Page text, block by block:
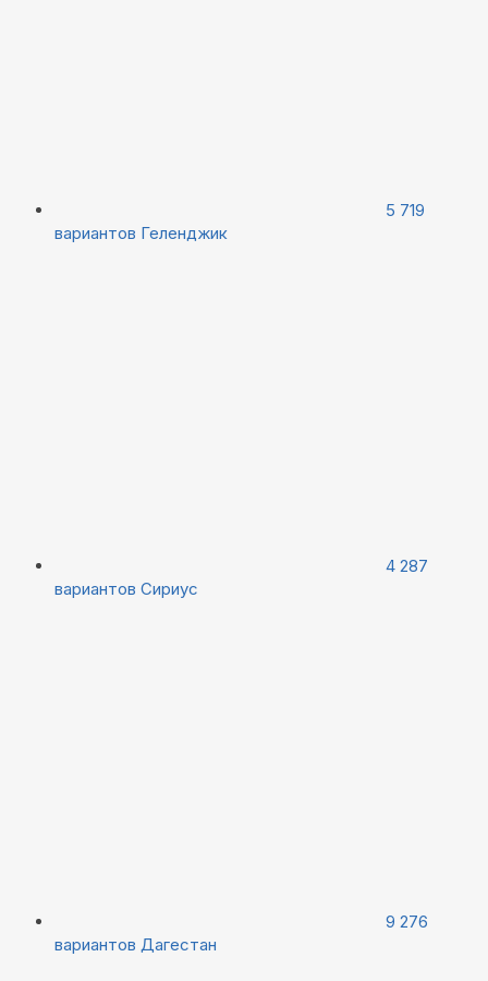
5 719
вариантов Геленджик
4 287
вариантов Сириус
9 276
вариантов Дагестан